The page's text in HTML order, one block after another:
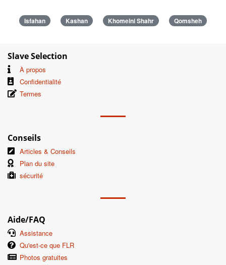
Isfahan Kashan Khomeini Shahr Qomsheh
Slave Selection
À propos
Confidentialité
Termes
Conseils
Articles & Conseils
Plan du site
sécurité
Aide/FAQ
Assistance
Qu'est-ce que FLR
Photos gratuites